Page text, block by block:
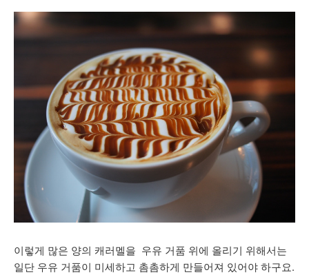
이렇게 많은 양의 캐러멜을 우유 거품 위에 올리기 위해서는
일단 우유 거품이 미세하고 촘촘하게 만들어져 있어야 하구요.